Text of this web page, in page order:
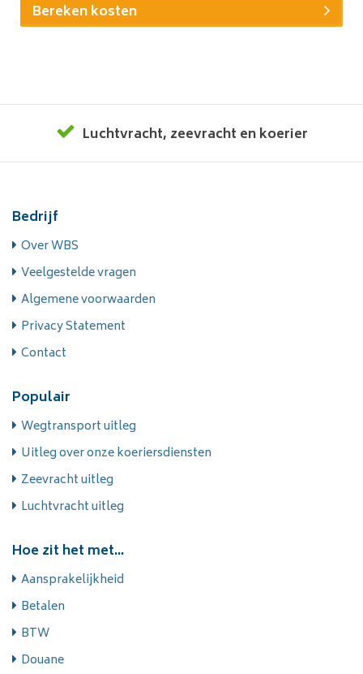
Bereken kosten
Luchtvracht, zeevracht enkoerier
Bedrijf
Over WBS
Veelgestelde vragen
Algemene voorwaarden
Privacy Statement
Contact
Populair
Wegtransport uitleg
Uitleg over onze koeriersdiensten
Zeevracht uitleg
Luchtvracht uitleg
Hoe zit het met...
Aansprakelijkheid
Betalen
BTW
Douane